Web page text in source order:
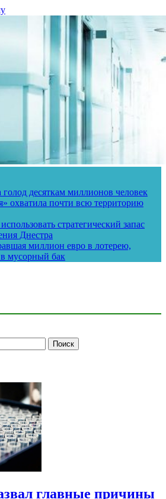
десяткам миллионов человек
охватила почти всю территорию
стратегический запас
Днестра
миллион евро в лотерею,
мусорный бак
главные причины